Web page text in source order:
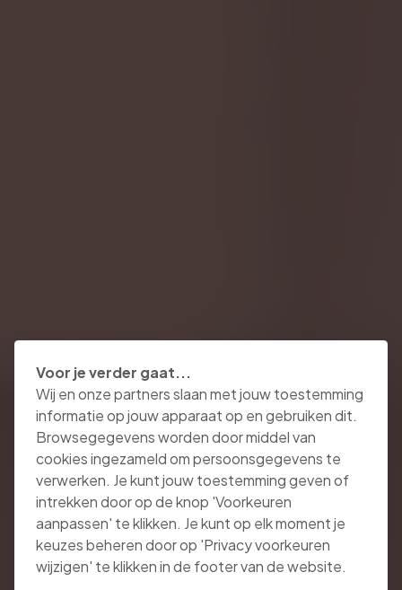
Voor je verder gaat...
Wij en onze partners slaan met jouw toestemming
informatie op jouw apparaat op en gebruiken dit.
Browsegegevens worden door middel van
cookies ingezameld om persoonsgegevens te
verwerken. Je kunt jouw toestemming geven of
intrekken door op de knop 'Voorkeuren
aanpassen' te klikken. Je kunt op elk moment je
keuzes beheren door op 'Privacy voorkeuren
wijzigen' te klikken in de footer van de website.